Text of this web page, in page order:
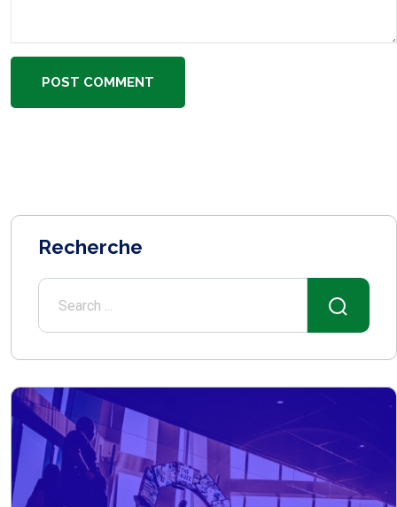
POST COMMENT
Recherche